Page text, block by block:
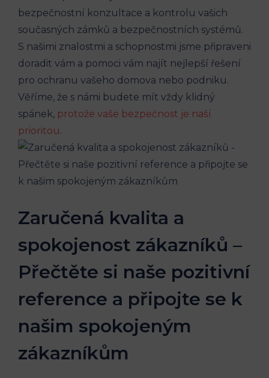
bezpečnostní konzultace a kontrolu vašich
současných zámků a bezpečnostních systémů.
S našimi znalostmi a schopnostmi jsme připraveni
doradit vám a pomoci vám najít nejlepší řešení
pro ochranu vašeho domova nebo podniku.
Věříme, že s námi budete mít vždy klidný
spánek, protože vaše bezpečnost je naší
prioritou.
Zaručená kvalita a
spokojenost zákazníků –
Přečtěte si naše pozitivní
reference a připojte se k
našim spokojeným
zákazníkům